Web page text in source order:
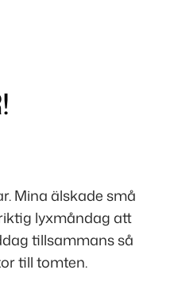
Mina älskade små
lyxmåndag att
tillsammans så
till tomten.